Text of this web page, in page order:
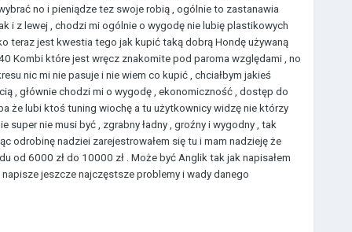
no i pieniądze tez swoje robią , ogólnie to zastanawia
i z lewej , chodzi mi ogólnie o wygodę nie lubię plastikowych
teraz jest kwestia tego jak kupić taką dobrą Hondę używaną
Kombi które jest wręcz znakomite pod paroma względami , no
nic mi nie pasuje i nie wiem co kupić , chciałbym jakieś
, głównie chodzi mi o wygodę , ekonomiczność , dostęp do
że lubi ktoś tuning wiochę a tu użytkownicy widzę nie którzy
nie musi być , zgrabny ładny , groźny i wygodny , tak
odrobinę nadziei zarejestrowałem się tu i mam nadzieję że
6000 zł do 10000 zł . Może być Anglik tak jak napisałem
jeszcze najczęstsze problemy i wady danego